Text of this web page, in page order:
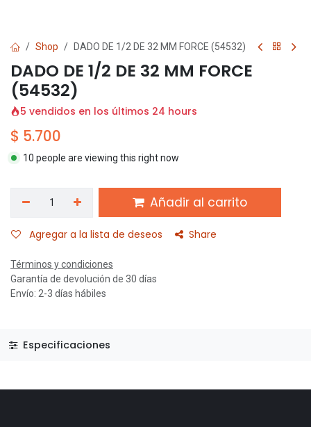
Shop DADO DE 1/2 DE 32 MM FORCE (54532)
DADO DE 1/2 DE 32 MM FORCE
(54532)
5 vendidos en los últimos 24 hours
$ 5.700
10 people are viewing this right now
Añadir al carrito
Agregar a la lista de deseos Share
Términos y condiciones
Garantía de devolución de 30 días
Envío: 2-3 días hábiles
Especificaciones